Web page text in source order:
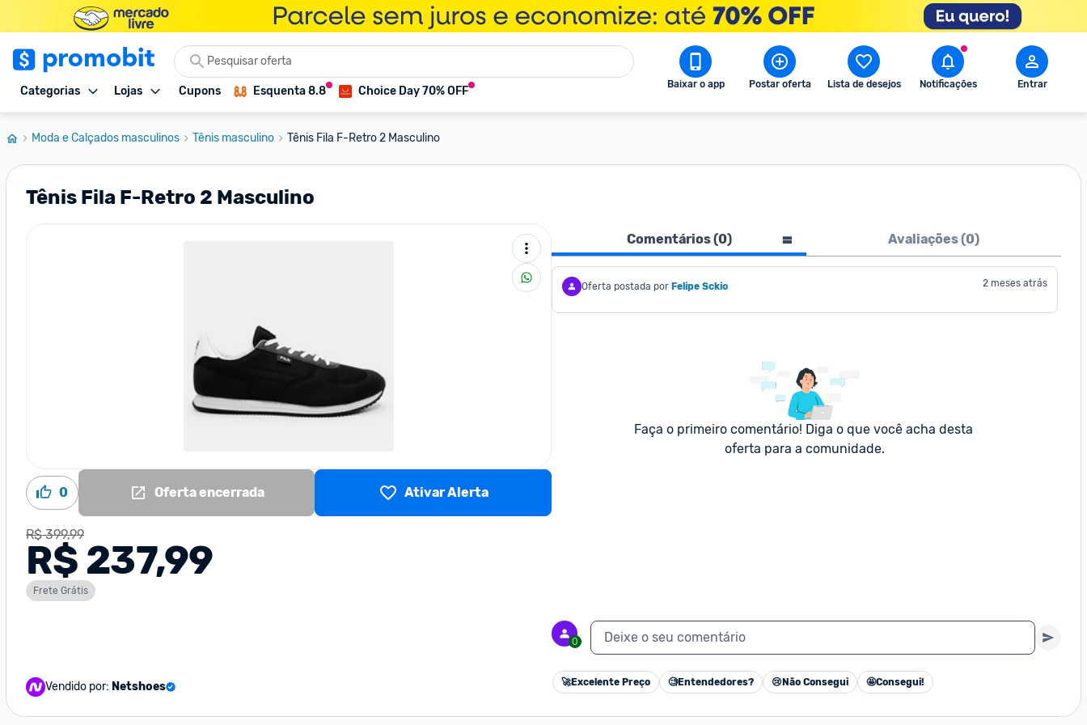
Categorias Lojas Cupons Esquenta 8.8 Choice Day 70% OFF Baixar o app Postar oferta Lista de desejos Notificações Entrar
Moda e Calçados masculinos Tênis masculino Tênis Fila F-Retro 2 Masculino
Tênis Fila F-Retro 2 Masculino
0 Oferta encerrada Ativar Alerta
R$ 399,99
R$ 237,99
Frete Grátis
Vendido por: Netshoes
Comentários (0) Avaliações (0)
Oferta postada por Felipe Sckio 2 meses atrás
Faça o primeiro comentário! Diga o que você acha desta
oferta para a comunidade.
0 Deixe o seu comentário
🚀Excelente Preço 🧐Entendedores? 😢 Não Consegui 🤩Consegui!